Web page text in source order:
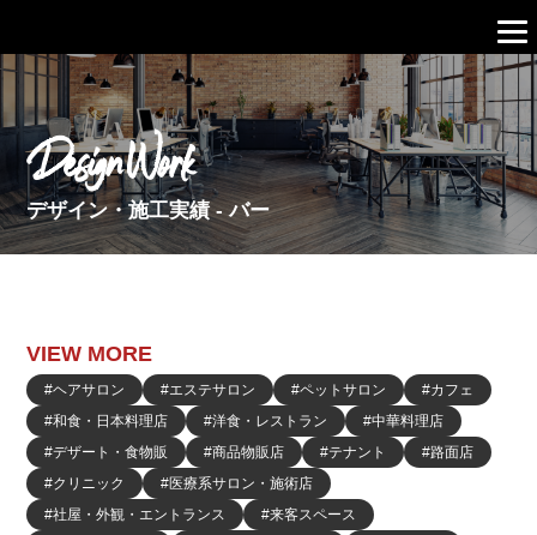
Design Work
デザイン・施工実績 - バー
VIEW MORE
#ヘアサロン #エステサロン #ペットサロン
#カフェ
#和食・日本料理店
#洋食・レストラン
#中華料理店
#デザート・食物販
#商品物販店 #テナント
#路面店
#クリニック
#医療系サロン・施術店
#社屋・外観・エントランス
#来客スペース